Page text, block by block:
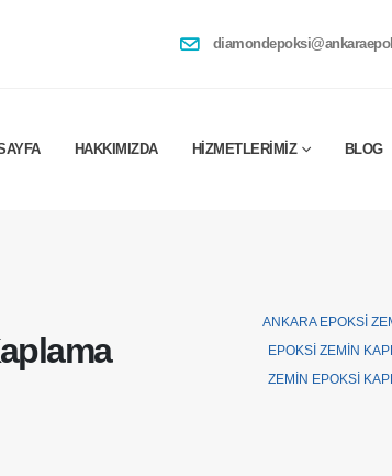
HAKKIMIZDA HIZMETLERIMIZ BLOG
ANKARA EPOKSI
EPOKSI ZEMIN
ZEMIN EPOKSI